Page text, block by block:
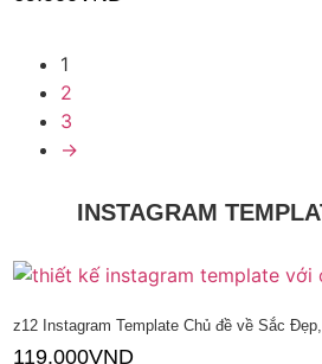
1
2
3
→
INSTAGRAM
z12 Instagram Template Chủ đề về Sắc
119.000VND